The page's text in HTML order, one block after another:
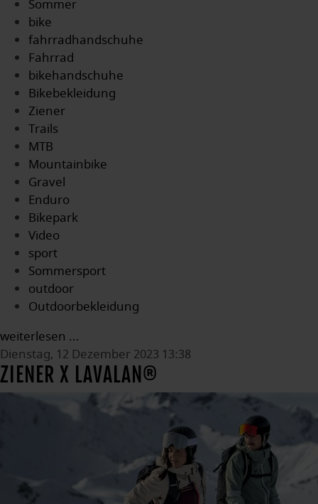
Sommer
bike
fahrradhandschuhe
Fahrrad
bikehandschuhe
Bikebekleidung
Ziener
Trails
MTB
Mountainbike
Gravel
Enduro
Bikepark
Video
sport
Sommersport
outdoor
Outdoorbekleidung
weiterlesen ...
Dienstag, 12 Dezember 2023 13:38
ZIENER X LAVALAN®